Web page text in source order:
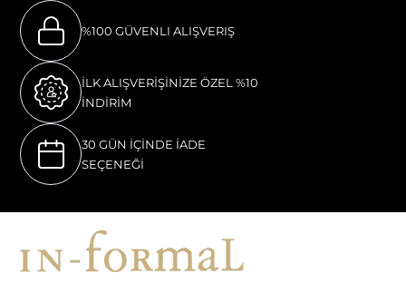
%100 GÜVENLI ALIŞVERIŞ
İLK ALIŞVERİŞİNİZE ÖZEL %10
İNDİRİM
30 GÜN İÇİNDE İADE
SEÇENEĞİ